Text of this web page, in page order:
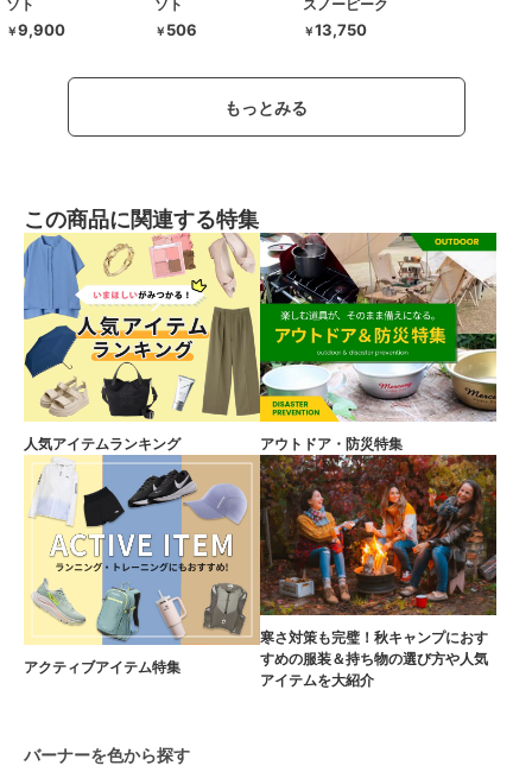
ソト
￥9,900
ソト
￥ 506
スノーピーク
￥13,750
もっとみる
この商品に関連する特集
人気アイテムランキング アウトドア・防災特集
アクティブアイテム特集
寒さ対策も完璧！秋キャンプにおす
すめの服装＆持ち物の選び方や人気
アイテムを大紹介
バーナーを色から探す